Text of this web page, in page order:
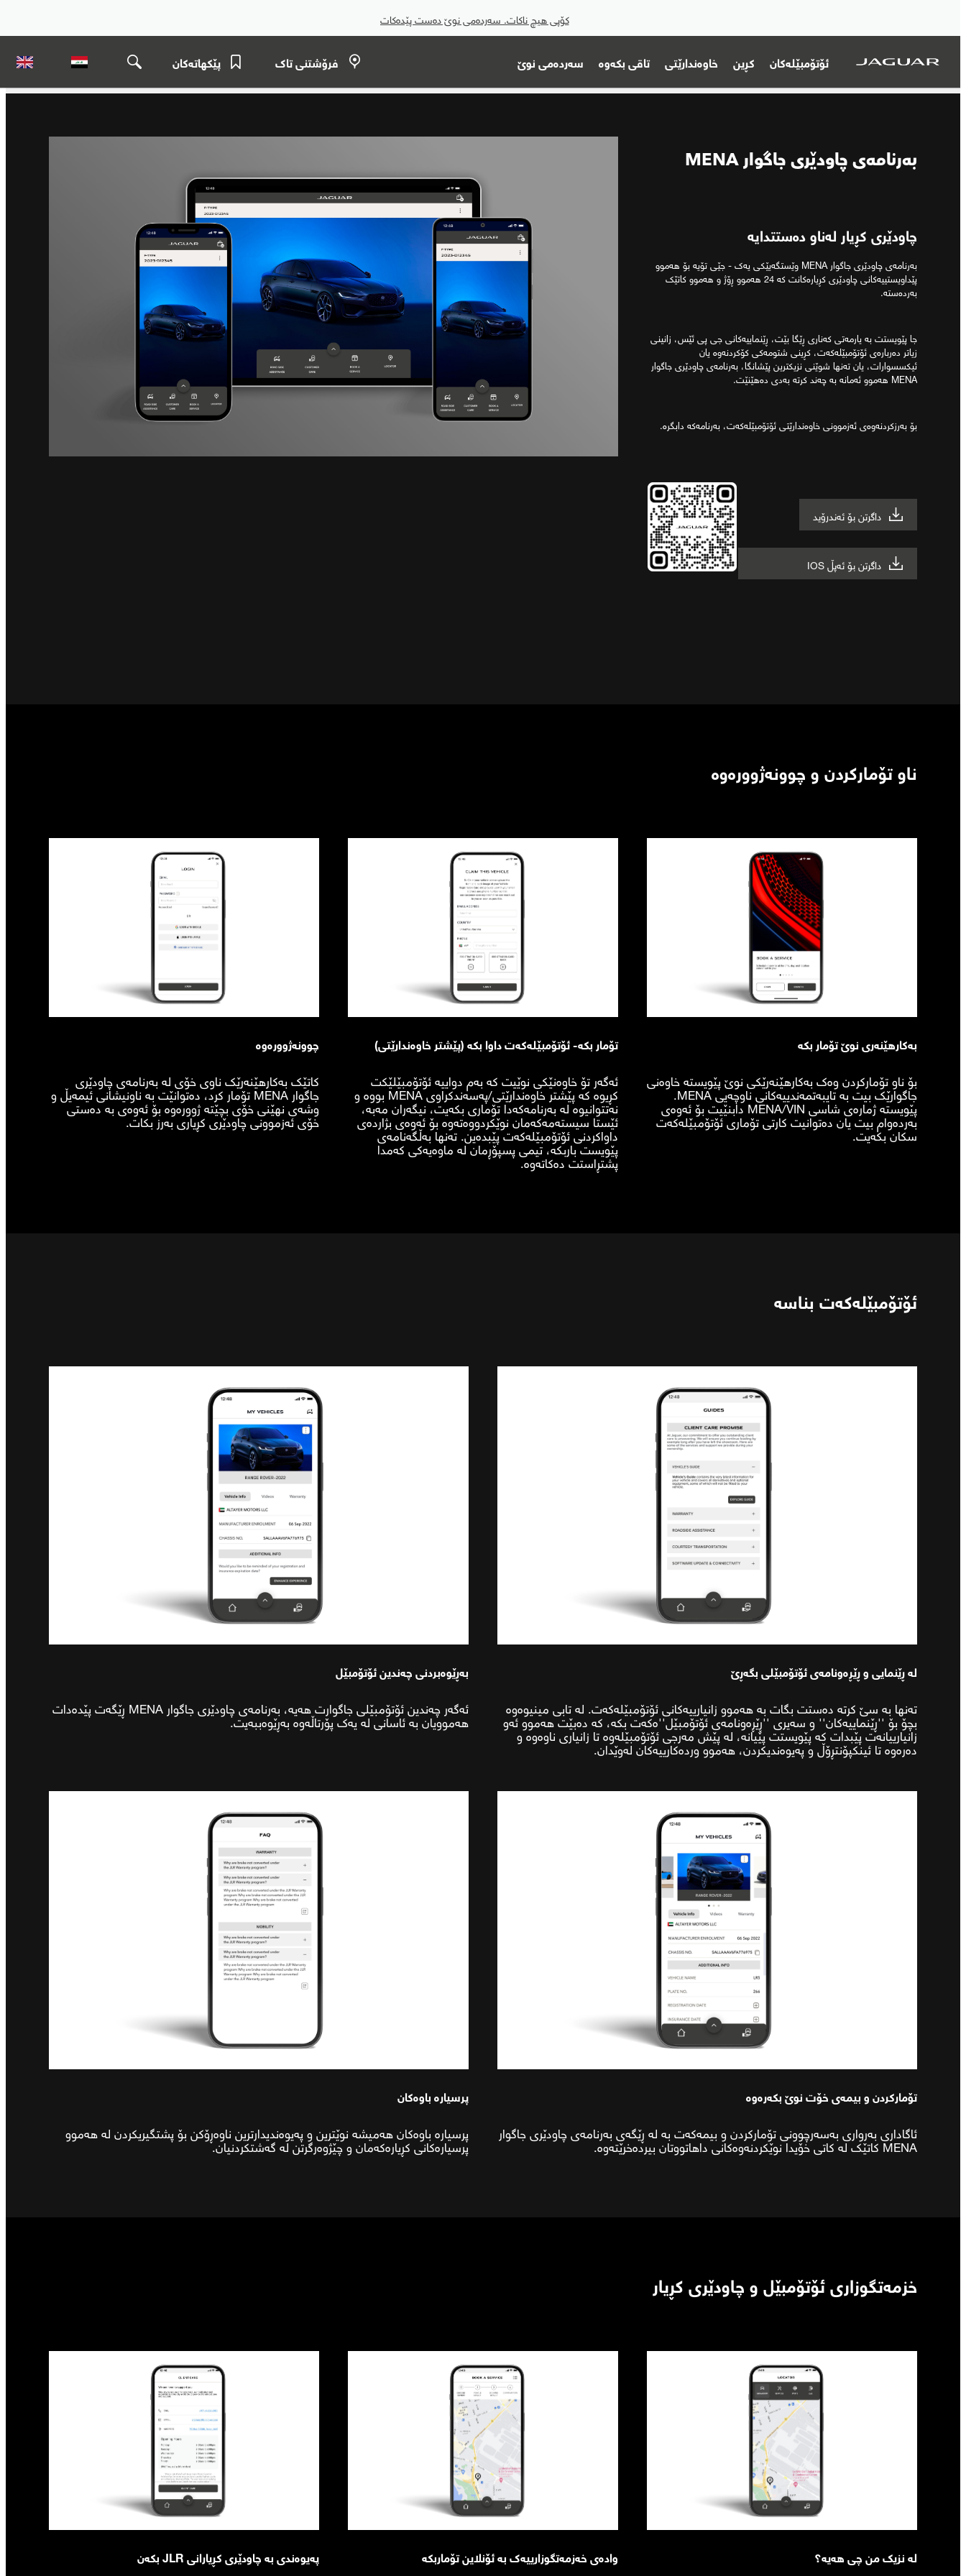
کۆپی هیچ ناکات. سەردەمی نوێ دەست پێدەکات
ئۆتۆمبێلەکان کڕین خاوەندارێتی تاقی بکەوە سەردەمی نوێ فرۆشتنی تاک پێکهاتەکان
بەرنامەی چاودێری جاگوار MENA
چاودێری کڕیار لەناو دەستتدایە
بەرنامەی چاودێری جاگوار MENA وێستگەیێکی یەک - جێی تۆیە بۆ هەموو
پێداویستییەکانی چاودێری کڕیارەکانت کە 24 هەموو ڕۆژ و هەموو کاتێک
بەردەستە.
جا پێویستت بە یارمەتی کەناری ڕێگا بێت، ڕێنماییەکانی جی پی ئێس، زانینی
زیاتر دەربارەی ئۆتۆمبێلەکەت، کڕینی شتومەکی کۆکردنەوە یان
ئیکسسوارات، یان تەنها شوێنی نزیکترین پێشانگا، بەرنامەی چاودێری جاگوار
MENA هەموو ئەمانە بە چەند کرتە بەدی دەهێنێت.
بۆ بەرزکردنەوەی ئەزموونی خاوەندارێتی ئۆتۆمبێلەکەت، بەرنامەکە دابگرە.
داگرتن بۆ ئەندرۆید
داگرتن بۆ ئەپڵ IOS
ناو تۆمارکردن و چوونەژوورەوە
بەکارهێنەری نوێ تۆمار بکە
بۆ ناو تۆمارکردن وەک بەکارهێنەرێکی نوێ پێویستە خاوەنی
جاگوارێک بیت بە تایبەتمەندییەکانی ناوچەیی MENA.
پێویستە ژمارەی شاسی MENA/VIN دابنێیت بۆ ئەوەی
بەردەوام بیت یان دەتوانیت کارتی تۆماری ئۆتۆمبێلەکەت
سکان بکەیت.
تۆمار بکە- ئۆتۆمبێلەکەت داوا بکە (پێشتر خاوەندارێتی)
ئەگەر تۆ خاوەنێکی نوێیت کە بەم دواییە ئۆتۆمبێلێکت
کڕیوە کە پێشتر خاوەندارێتی/پەسەندکراوی MENA بووە و
نەتتوانیوە لە بەرنامەکەدا تۆماری بکەیت، نیگەران مەبە،
ئێستا سیستەمەکەمان نوێکردووەتەوە بۆ ئەوەی بژاردەی
داواکردنی ئۆتۆمبێلەکەت پێبدەین. تەنها بەڵگەنامەی
پێویست باربکە، تیمی پسپۆڕمان لە ماوەیەکی کەمدا
پشتڕاستت دەکاتەوە.
چوونەژوورەوە
کاتێک بەکارهێنەرێک ناوی خۆی لە بەرنامەی چاودێری
جاگوار MENA تۆمار کرد، دەتوانێت بە ناونیشانی ئیمەیڵ و
وشەی نهێنی خۆی بچێتە ژوورەوە بۆ ئەوەی بە دەستی
خۆی ئەزموونی چاودێری کڕیاری بەرز بکات.
ئۆتۆمبێلەکەت بناسە
لە ڕێنمایی و ڕێڕەونامەی ئۆتۆمبێلی بگەڕێ
تەنها بە سێ کرتە دەستت بگات بە هەموو زانیارییەکانی ئۆتۆمبێلەکەت. لە تابی مینیوەوە
بچۆ بۆ ''ڕێنماییەکان'' و سەیری ''ڕێڕەونامەی ئۆتۆمبێل''ەکەت بکە، کە دەبێت هەموو ئەو
زانیارییانەت پێبدات کە پێویستت پێیانە، لە پێش مەرجی ئۆتۆمبێلەوە تا زانیاری ناوەوە و
دەرەوە تا ئینکپۆنتڕۆڵ و پەیوەندیکردن، هەموو وردەکارییەکان لەوێدان.
بەڕێوەبردنی چەندین ئۆتۆمبێل
ئەگەر چەندین ئۆتۆمبێلی جاگوارت هەیە، بەرنامەی چاودێری جاگوار MENA ڕێگەت پێدەدات
هەموویان بە ئاسانی لە یەک پۆرتاڵەوە بەڕێوەببەیت.
تۆمارکردن و بیمەی خۆت نوێ بکەرەوە
ئاگاداری بەرواری بەسەرچوونی تۆمارکردن و بیمەکەت بە لە ڕێگەی بەرنامەی چاودێری جاگوار
MENA کاتێک لە کاتی خۆیدا نوێکردنەوەکانی داهاتووتان بیردەخرێتەوە.
پرسیارە باوەکان
پرسیارە باوەکان هەمیشە نوێترین و پەیوەندیدارترین ناوەڕۆکن بۆ پشتگیریکردن لە هەموو
پرسیارەکانی کڕیارەکەمان و چێژوەرگرتن لە گەشتکردنیان.
خزمەتگوزاری ئۆتۆمبێل و چاودێری کڕیار
لە نزیک من چی هەیە؟ وادەی خەزمەتگوزارییەک بە ئۆنلاین تۆماربکە پەیوەندی بە چاودێری کڕیارانی JLR بکەن